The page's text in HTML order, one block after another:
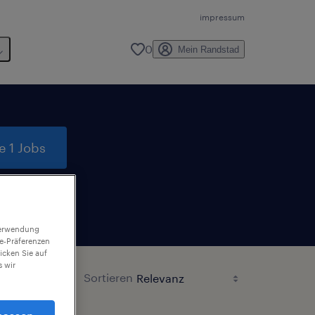
impressum
0 Mein Randstad
1 Jobs
Sortieren
Präferenzen
Sie auf
wir